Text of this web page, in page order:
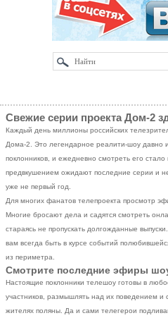
Свежие серии проекта Дом-2
Каждый день миллионы российских
Дома-2. Это легендарное реалити-шоу давно
поклонников, и ежедневно смотреть его
предвкушением ожидают последние серии и
уже не первый год.
Для многих фанатов телепроекта просмотр
Многие бросают дела и садятся смотреть
стараясь не пропускать долгожданные
вам всегда быть в курсе событий
из периметра.
Смотрите последние эфиры
Настоящие поклонники телешоу готовы в
участников, размышлять над их поведением
жителях поляны. Да и сами телегерои